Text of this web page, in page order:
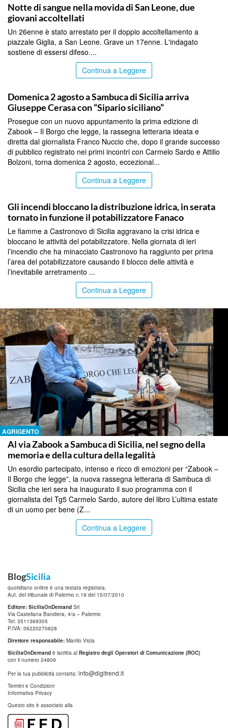
Notte di sangue nella movida di San Leone, due
giovani accoltellati
Un 26enne è stato arrestato per il doppio accoltellamento a
piazzale Giglia, a San Leone. Grave un 17enne. L'indagato
sostiene di essersi difeso....
Continua a Leggere
Domenica 2 agosto a Sambuca di Sicilia arriva
Giuseppe Cerasa con “Sipario siciliano”
Prosegue con un nuovo appuntamento la prima edizione di
Zabook – Il Borgo che legge, la rassegna letteraria ideata e
diretta dal giornalista Franco Nuccio che, dopo il grande successo
di pubblico registrato nei primi incontri con Carmelo Sardo e Attilio
Bolzoni, torna domenica 2 agosto, eccezional...
Continua a Leggere
Gli incendi bloccano la distribuzione idrica, in serata
tornato in funzione il potabilizzatore Fanaco
Le fiamme a Castronovo di Sicilia aggravano la crisi idrica e
bloccano le attività del potabilizzatore. Nella giornata di ieri
l’incendio che ha minacciato Castronovo ha raggiunto per prima
l’area del potabilizzatore causando il blocco delle attività e
l’inevitabile arretramento ...
Continua a Leggere
AGRIGENTO
Al via Zabook a Sambuca di Sicilia, nel segno della
memoria e della cultura della legalità
Un esordio partecipato, intenso e ricco di emozioni per “Zabook –
Il Borgo che legge”, la nuova rassegna letteraria di Sambuca di
Sicilia che ieri sera ha inaugurato il suo programma con il
giornalista del Tg5 Carmelo Sardo, autore del libro L’ultima estate
di un uomo per bene (Z...
Continua a Leggere
BlogSicilia
quotidiano online è una testata registrata.
Aut. del tribunale di Palermo n.19 del 15/07/2010
Editore: SiciliaOnDemand Srl
Via Castellana Bandiera, 4/a – Palermo
Tel: 3511369305
P.IVA: 06220270828
Direttore responsabile: Manlio Viola
SiciliaOnDemand è iscritta al Registro degli Operatori di Comunicazione (ROC)
con il numero 24809
Per la tua pubblicità contatta: info@digitrend.it
Termini e Condizioni
Informativa Privacy
Questo sito è associato alla